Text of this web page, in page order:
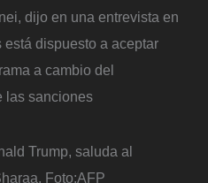
dijo en una entrevista en
dispuesto a aceptar
a cambio del
las sanciones
Trump, saluda al
Foto:AFP